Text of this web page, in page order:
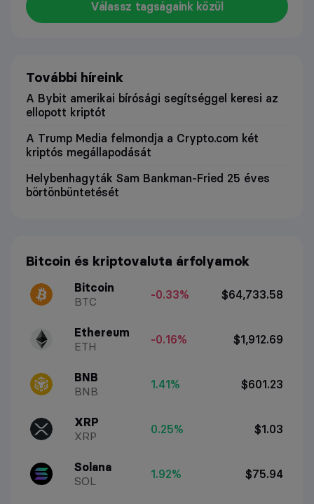
Válassz tagságaink közül
További híreink
A Bybit amerikai bírósági segítséggel keresi az
ellopott kriptót
A Trump Media felmondja a Crypto.com két
kriptós megállapodását
Helybenhagyták Sam Bankman-Fried 25 éves
börtönbüntetését
Bitcoin és kriptovaluta árfolyamok
Bitcoin
BTC
-0.33% $64,733.58
Ethereum
ETH
-0.16% $1,912.69
BNB
BNB
1.41% $601.23
XRP
XRP
0.25% $1.03
Solana
SOL
1.92% $75.94